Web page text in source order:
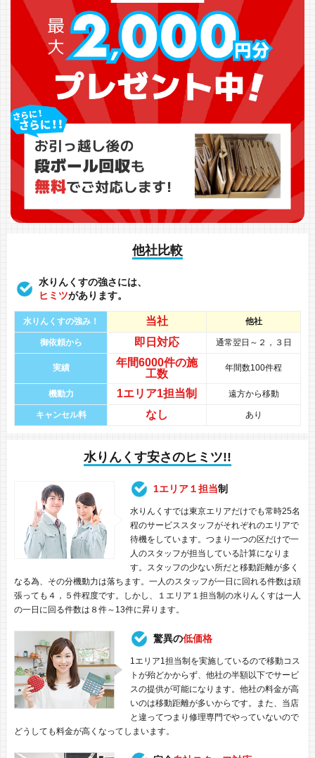
他社比較
水りんくすの強さには、
ヒミツがあります。
水りんくすの強み！ 当社 他社
御依頼から 即日対応 通常翌日～２，３日
実績 年間6000件の施
工数
年間数100件程
機動力 1エリア1担当制 遠方から移動
キャンセル料 なし あり
水りんくす安さのヒミツ!!
1エリア１担当制
水りんくすでは東京エリアだけでも常時25名
程のサービススタッフがそれぞれのエリアで
待機をしています。つまり一つの区だけで一
人のスタッフが担当している計算になりま
す。スタッフの少ない所だと移動距離が多く
なる為、その分機動力は落ちます。一人のスタッフが一日に回れる件数は頑
張っても４，５件程度です。しかし、１エリア１担当制の水りんくすは一人
の一日に回る件数は８件～13件に昇ります。
驚異の低価格
1エリア1担当制を実施しているので移動コス
トが殆どかからず、他社の半額以下でサービ
スの提供が可能になります。他社の料金が高
いのは移動距離が多いからです。また、当店
と違ってつまり修理専門でやっていないので
どうしても料金が高くなってしまいます。